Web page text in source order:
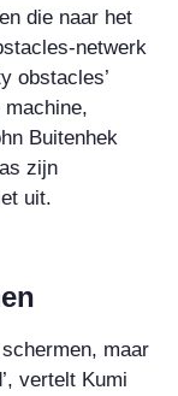
die naar het
netwerk
obstacles’
Buitenhek
zijn
uit.
maar
vertelt Kumi